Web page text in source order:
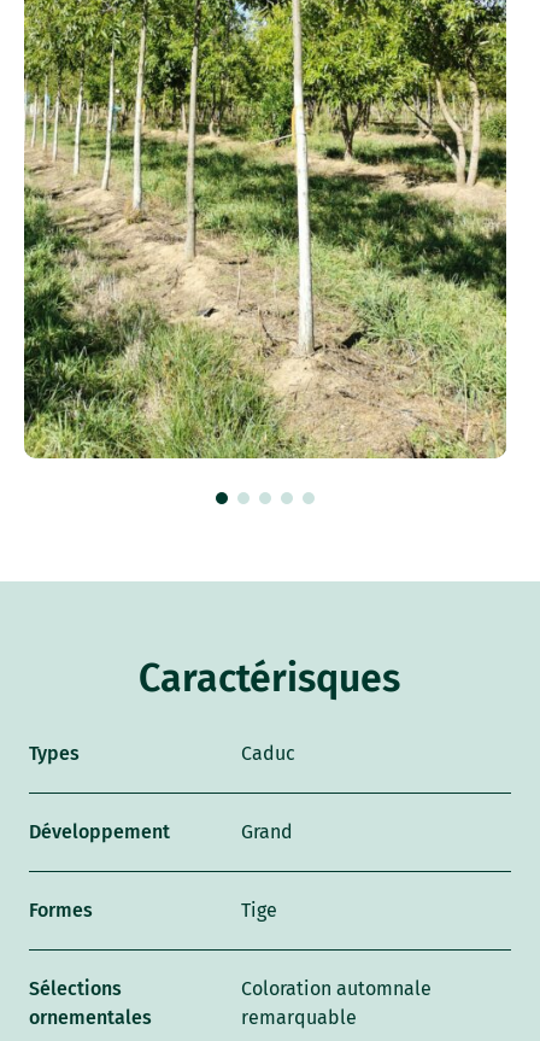
Caractérisques
Types Caduc
Développement Grand
Formes Tige
Sélections
ornementales
Coloration automnale
remarquable